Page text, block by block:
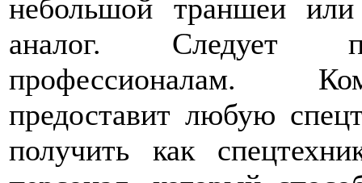
небольшой траншеи
аналог. Следует
профессионалам.
предоставит любую
получить как